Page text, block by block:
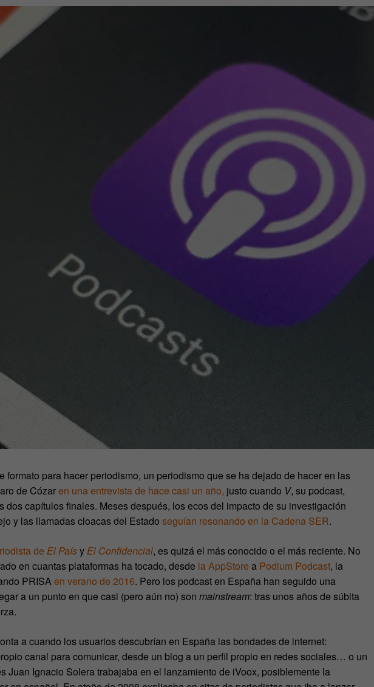
formato para hacer periodismo, un periodismo que se ha dejado de hacer en las
de Cózaren una entrevista de hace casi un año, justo cuando V, su podcast,
dos capítulos finales. Meses después, los ecos del impacto de su investigación
y las llamadas cloacas del Estado seguían resonando en la Cadena SER.
de El PaísyEl Confidencial, es quizá el más conocido o el más reciente. No
en cuantas plataformas ha tocado, desde la AppStore a Podium Podcast, la
PRISAen verano de 2016. Pero los podcast en España han seguido una
a un punto en que casi (pero aún no) son mainstream: tras unos años de súbita
a cuando los usuarios descubrían en España las bondades de internet:
canal para comunicar, desde un blog a un perfil propio en redes sociales… o un
Juan Ignacio Solera trabajaba en el lanzamiento de iVoox, posiblemente la